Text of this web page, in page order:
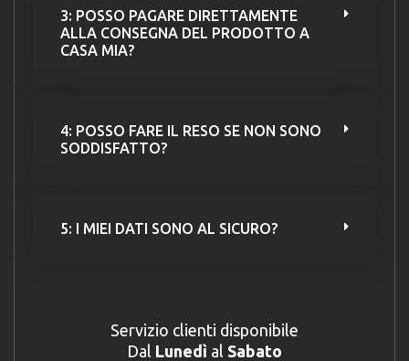
3: POSSO PAGARE DIRETTAMENTE
ALLA CONSEGNA DEL PRODOTTO A
CASA MIA?
4: POSSO FARE IL RESO SE NON SONO
SODDISFATTO?
5: I MIEI DATI SONO AL SICURO?
Servizio clienti disponibile
Dal Lunedì al Sabato